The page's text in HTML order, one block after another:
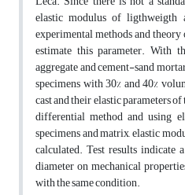
elastic modulus of ligthweigth
experimental methods and
estimate this parameter. With
aggregate and cement-sand
specimens with 30% and 40%
cast and their elastic parameters
differential method and using
specimens and matrix, elastic
calculated. Test results
diameter on mechanical
with the same condition.